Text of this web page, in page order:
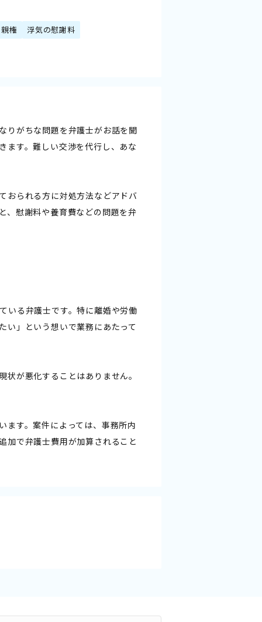
親権 浮気の慰謝料
りがちな問題を弁護士がお話を聞
ます。難しい交渉を代行し、あな
おられる方に対処方法などアドバ
、慰謝料や養育費などの問題を弁
いる弁護士です。特に離婚や労働
い」という想いで業務にあたって
が悪化することはありません。
ます。案件によっては、事務所内
加で弁護士費用が加算されること